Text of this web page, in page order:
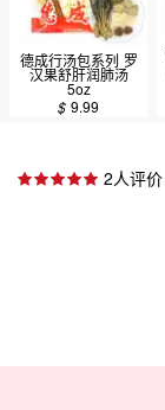
德成行汤包系列 罗
汉果舒肝润肺汤
5oz
$9.99
2人评价